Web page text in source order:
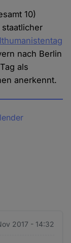
10)
nach Berlin
als
anerkennt.
2017 - 14:32